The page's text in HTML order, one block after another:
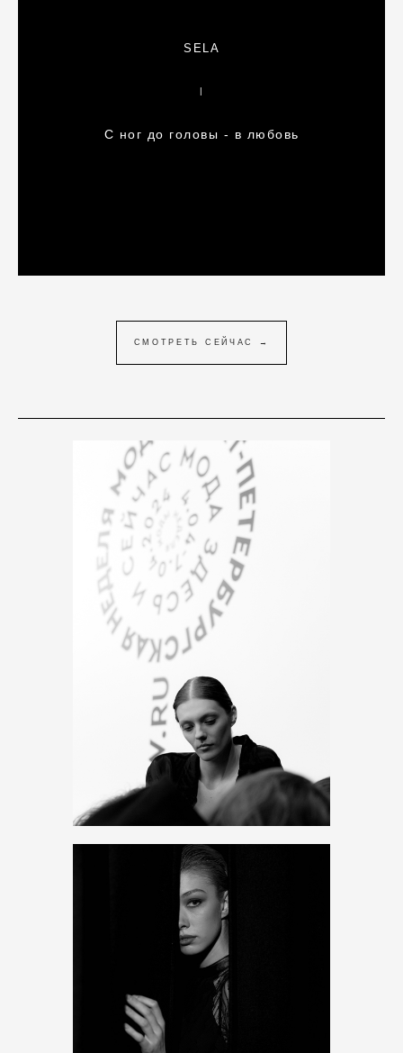
SELA
|
С ног до головы - в любовь
СМОТРЕТЬ СЕЙЧАС →